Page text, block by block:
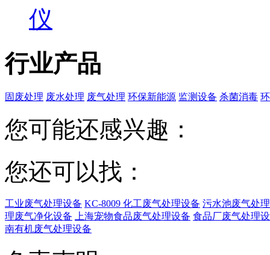
仪
行业产品
固废处理 废水处理 废气处理 环保新能源 监测设备 杀菌消毒
您可能还感兴趣：
您还可以找：
工业废气处理设备 KC-8009 化工废气处理设备 污水池废气处
理废气净化设备
上海宠物食品废气处理设备 食品厂废气处理
南有机废气处理设备